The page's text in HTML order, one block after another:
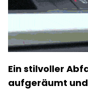
Ein stilvoller
aufgeräumt